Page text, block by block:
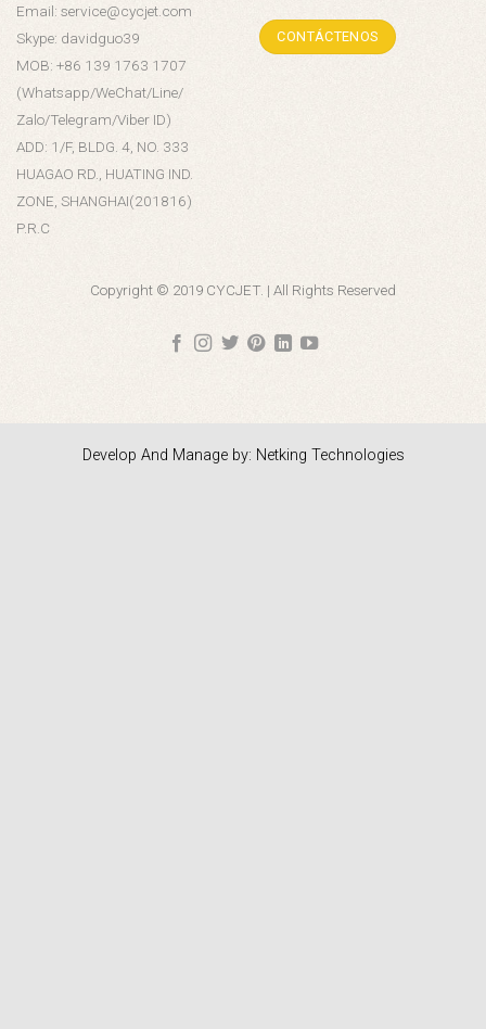
Email: service@cycjet.com
Skype: davidguo39
MOB: +86 139 1763 1707
(Whatsapp/WeChat/Line/
Zalo/Telegram/Viber ID)
ADD: 1/F, BLDG. 4, NO. 333
HUAGAO RD., HUATING IND.
ZONE, SHANGHAI(201816)
P.R.C
CONTÁCTENOS
Copyright © 2019 CYCJET. | All Rights Reserved
Develop And Manage by: Netking Technologies